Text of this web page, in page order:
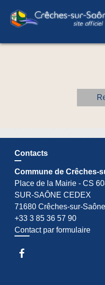
Contacts
Commune de Crêches-
Place de la Mairie - CS
SUR-SAÔNE CEDEX
71680 Crêches-sur-
+33 3 85 36 57 90
Contact par formulaire